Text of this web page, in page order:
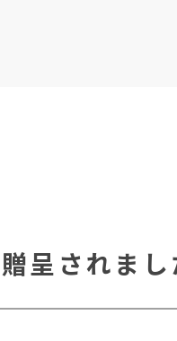
呈されまし